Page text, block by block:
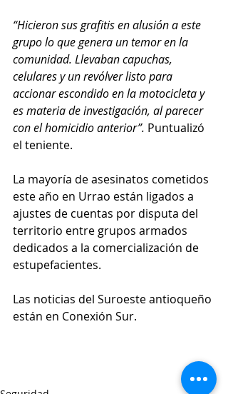
“Hicieron sus grafitis en alusión a este
grupo lo que genera un temor en la
comunidad. Llevaban capuchas,
celulares y un revólver listo para
accionar escondido en la motocicleta y
es materia de investigación, al parecer
con el homicidio anterior”. Puntualizó
el teniente.
La mayoría de asesinatos cometidos
este año en Urrao están ligados a
ajustes de cuentas por disputa del
territorio entre grupos armados
dedicados a la comercialización de
estupefacientes.
Las noticias del Suroeste antioqueño
están en Conexión Sur.